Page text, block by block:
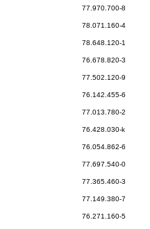
77.970.700-8
78.071.160-4
78.648.120-1
76.678.820-3
77.502.120-9
76.142.455-6
77.013.780-2
76.428.030-k
76.054.862-6
77.697.540-0
77.365.460-3
77.149.380-7
76.271.160-5